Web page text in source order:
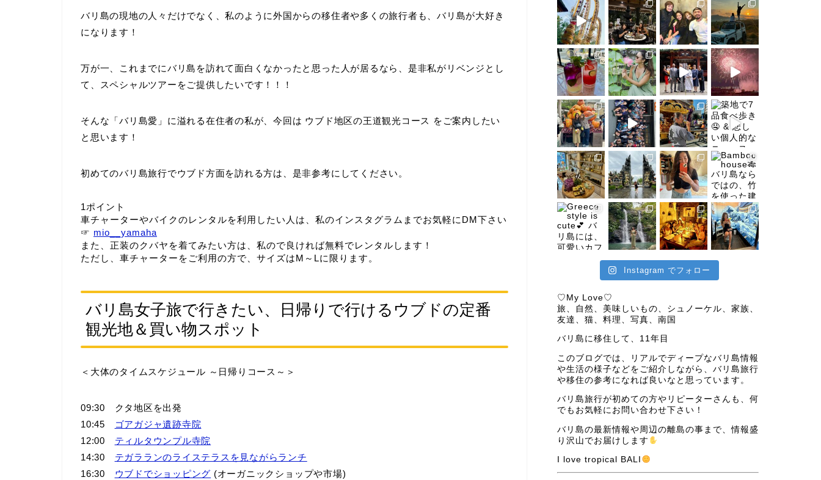
バリ島の現地の人々だけでなく、私のように外国からの移住者や多くの旅行者も、バリ島が大好き
になります！
万が一、これまでにバリ島を訪れて面白くなかったと思った人が居るなら、是非私がリベンジとし
て、スペシャルツアーをご提供したいです！！！
そんな「バリ島愛」に溢れる在住者の私が、今回は ウブド地区の王道観光コース をご案内したい
と思います！
初めてのバリ島旅行でウブド方面を訪れる方は、是非参考にしてください。
1ポイント
車チャーターやバイクのレンタルを利用したい人は、私のインスタグラムまでお気軽にDM下さい
☞ mio__yamaha
また、正装のクバヤを着てみたい方は、私ので良ければ無料でレンタルします！
ただし、車チャーターをご利用の方で、サイズはM～Lに限ります。
バリ島女子旅で行きたい、日帰りで行けるウブドの定番
観光地＆買い物スポット
＜大体のタイムスケジュール ～日帰りコース～＞
09:30 クタ地区を出発
10:45
ゴアガジャ遺跡寺院
12:00 ティルタウンプル寺院
14:30 テガラランのライステラスを見ながらランチ
16:30 ウブドでショッピング (オーガニックショップや市場)
Instagram でフォロー
♡My Love♡
旅、自然、美味しいもの、シュノーケル、家族、
友達、猫、料理、写真、南国
バリ島に移住して、11年目
このブログでは、リアルでディープなバリ島情報
や生活の様子などをご紹介しながら、バリ島旅行
や移住の参考になれば良いなと思っています。
バリ島旅行が初めての方やリピーターさんも、何
でもお気軽にお問い合わせ下さい！
バリ島の最新情報や周辺の離島の事まで、情報盛
り沢山でお届けします
I love tropical BALI